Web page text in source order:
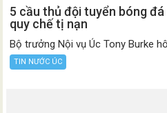
5 cầu thủ đội tuyển bóng
quy chế tị nạn
Bộ trưởng Nội vụ Úc Tony Burke
TIN NƯỚC ÚC